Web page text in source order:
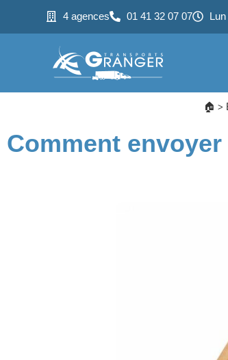
4 agences 01 41 32 07 07
🏠 >
Comment